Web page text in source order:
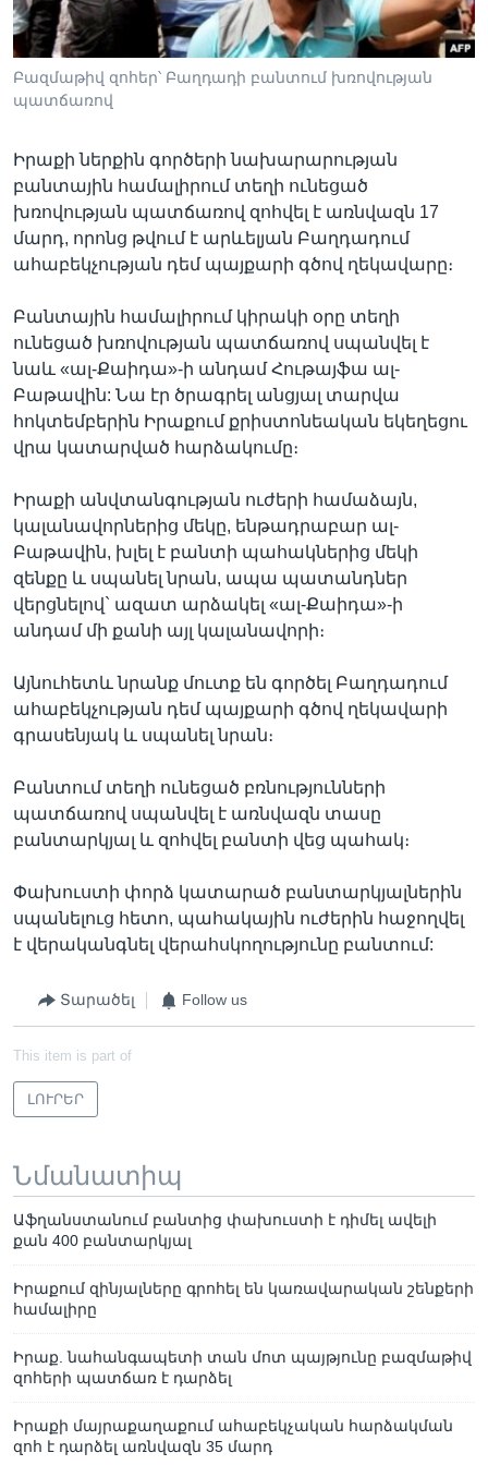
Լեզուներ
Բազմաթիվ զոհեր՝ Բաղդադի բանտում խռովության
պատճառով
Իրաքի ներքին գործերի նախարարության
բանտային համալիրում տեղի ունեցած
խռովության պատճառով զոհվել է առնվազն 17
մարդ, որոնց թվում է արևելյան Բաղդադում
ահաբեկչության դեմ պայքարի գծով ղեկավարը։
Բանտային համալիրում կիրակի օրը տեղի
ունեցած խռովության պատճառով սպանվել է
նաև «ալ-Քաիդա»-ի անդամ Հութայֆա ալ-
Բաթավին: Նա էր ծրագրել անցյալ տարվա
հոկտեմբերին Իրաքում քրիստոնեական եկեղեցու
վրա կատարված հարձակումը։
Իրաքի անվտանգության ուժերի համաձայն,
կալանավորներից մեկը, ենթադրաբար ալ-
Բաթավին, խլել է բանտի պահակներից մեկի
զենքը և սպանել նրան, ապա պատանդներ
վերցնելով` ազատ արձակել «ալ-Քաիդա»-ի
անդամ մի քանի այլ կալանավորի։
Այնուհետև նրանք մուտք են գործել Բաղդադում
ահաբեկչության դեմ պայքարի գծով ղեկավարի
գրասենյակ և սպանել նրան։
Բանտում տեղի ունեցած բռնությունների
պատճառով սպանվել է առնվազն տասը
բանտարկյալ և զոհվել բանտի վեց պահակ։
Փախուստի փորձ կատարած բանտարկյալներին
սպանելուց հետո, պահակային ուժերին հաջողվել
է վերականգնել վերահսկողությունը բանտում:
Տարածել Follow us
This item is part of
ԼՈՒՐԵՐ
Նմանատիպ
Աֆղանստանում բանտից փախուստի է դիմել ավելի
քան 400 բանտարկյալ
Իրաքում զինյալները գրոհել են կառավարական շենքերի
համալիրը
Իրաք. նահանգապետի տան մոտ պայթյունը բազմաթիվ
զոհերի պատճառ է դարձել
Իրաքի մայրաքաղաքում ահաբեկչական հարձակման
զոհ է դարձել առնվազն 35 մարդ